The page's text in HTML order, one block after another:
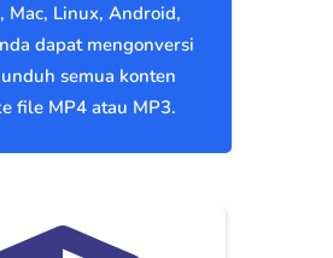
Mac, Linux, Android,
dapat mengonversi
semua konten
file MP4 atau MP3.